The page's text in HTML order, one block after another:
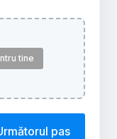
tine
pas